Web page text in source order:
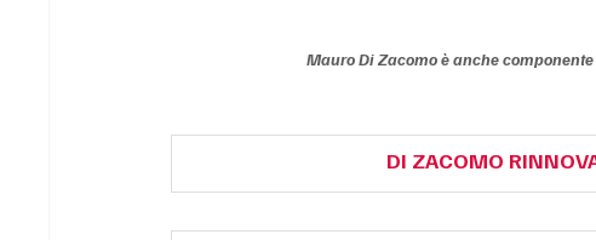
Mauro Di Zacomo è anche
DI ZACOMO